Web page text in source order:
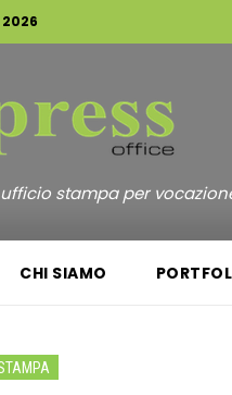
stampa per
CHI SIAMO